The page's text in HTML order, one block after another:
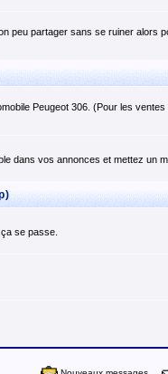
peu partager sans se ruiner alors
Peugeot 306. (Pour les
dans vos annonces et mettez un
se passe.